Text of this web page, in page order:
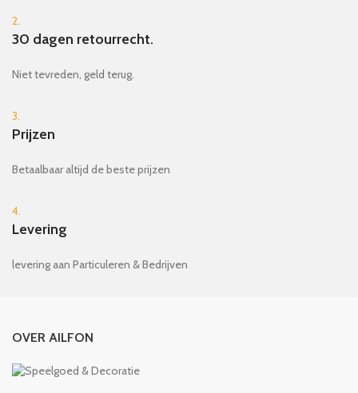
2.
30 dagen retourrecht.
Niet tevreden, geld terug.
3.
Prijzen
Betaalbaar altijd de beste prijzen
4.
Levering
levering aan Particuleren & Bedrijven
OVER AILFON